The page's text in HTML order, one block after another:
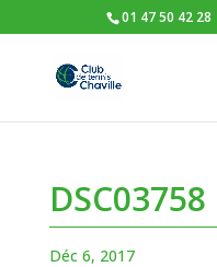
01 47 50 42 28
Déc 6, 2017